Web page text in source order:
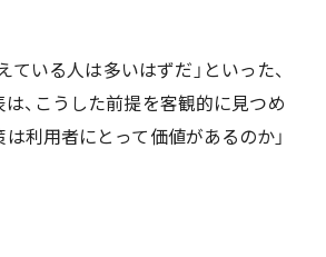
いる人は多いはずだ」といった、
、こうした前提を客観的に見つめ
利用者にとって価値があるのか」